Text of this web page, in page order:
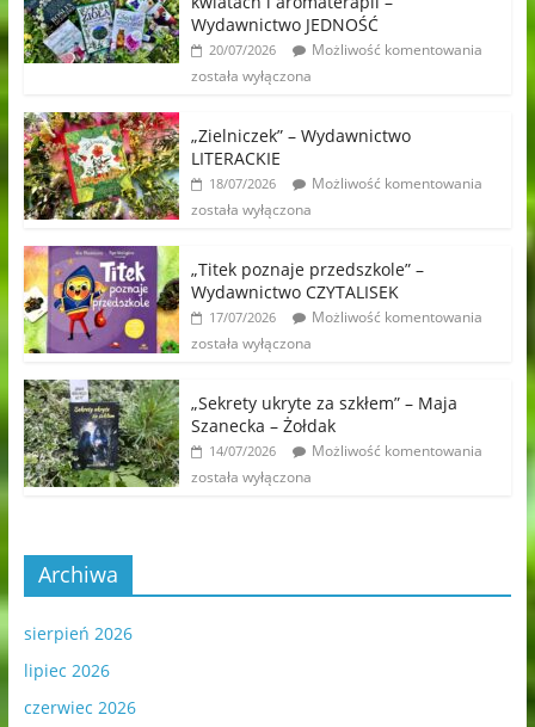
Wydawnictwo JEDNOŚĆ
20/07/2026
Możliwość komentowania
została wyłączona
„Zielniczek” – Wydawnictwo
LITERACKIE
18/07/2026
Możliwość komentowania
została wyłączona
„Titek poznaje przedszkole” –
Wydawnictwo CZYTALISEK
17/07/2026
Możliwość komentowania
została wyłączona
„Sekrety ukryte za szkłem” – Maja
Szanecka – Żołdak
14/07/2026
Możliwość komentowania
została wyłączona
Archiwa
sierpień 2026
lipiec 2026
czerwiec 2026